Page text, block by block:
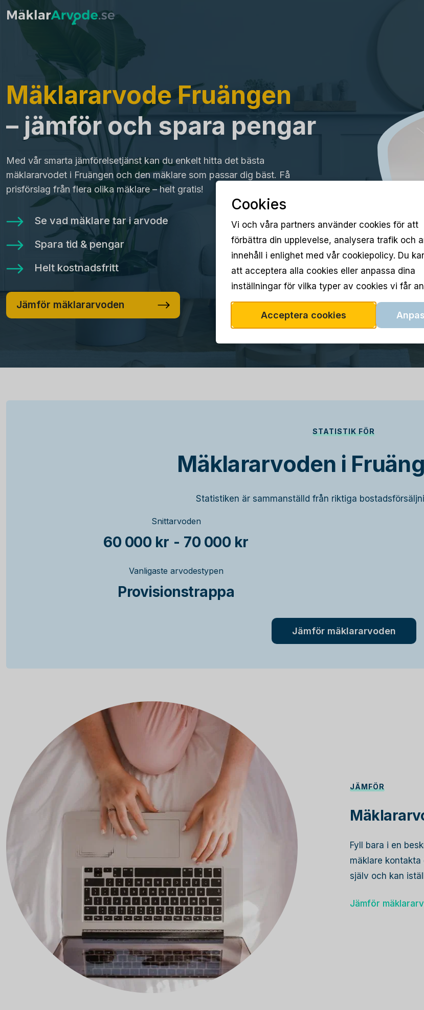
Mäklararvode Fruängen
– jämför och spara pengar
Med vår smarta jämförelsetjänst kan du enkelt hitta det bästa
mäklararvodet i Fruängen och den mäklare som passar dig bäst. Få
prisförslag från flera olika mäklare – helt gratis!
Se vad mäklare tar i arvode
Spara tid & pengar
Helt kostnadsfritt
Jämför mäklararvoden
STATISTIK FÖR
Mäklararvoden i
Statistiken är sammanställd från riktiga
Snittarvoden
60 000 kr - 70 000 kr
Vanligaste arvodestypen
Provisionstrappa
Jämför mäklararvoden
JÄMFÖR
Fyll bara i en
mäklare
själv och kan
Jämför
Cookies
Vi och våra partners använder cookies för att
förbättra din upplevelse, analysera trafik och
innehåll i enlighet med vår cookiepolicy. Du
att acceptera alla cookies eller anpassa dina
inställningar för vilka typer av cookies vi får
Acceptera cookies